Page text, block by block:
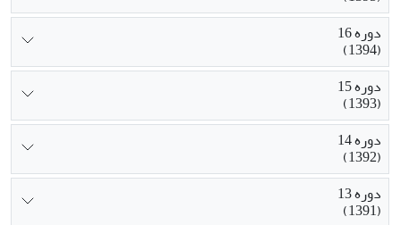
دوره 16
(1394)
دوره 15
(1393)
دوره 14
(1392)
دوره 13
(1391)